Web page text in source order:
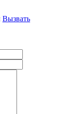
Вызвать